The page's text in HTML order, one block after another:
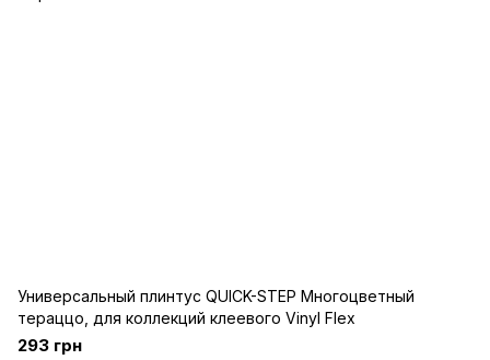
Универсальный плинтус QUICK-STEP Многоцветный
тераццо, для коллекций клеевого Vinyl Flex
293 грн